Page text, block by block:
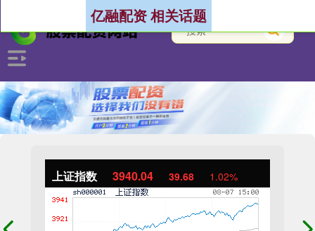
上证指数 3940.04 39.68 1.02%
亿融配资 相关话题